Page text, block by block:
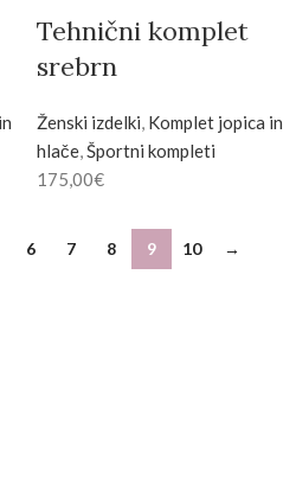
Tehnični komplet
srebrn
Ženski izdelki, Komplet jopica in
hlače,Športni kompleti
175,00€
6 7 8 9 10 →